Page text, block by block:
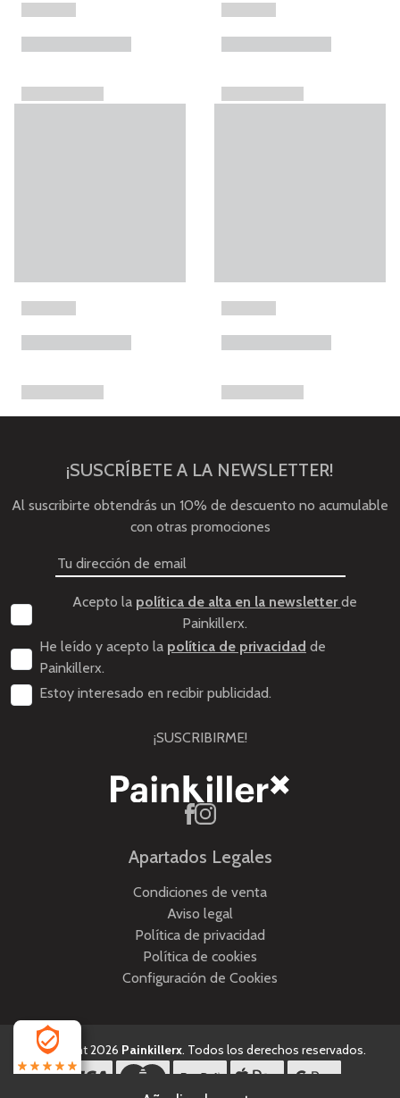
¡SUSCRÍBETE A LA NEWSLETTER!
Al suscribirte obtendrás un 10% de descuento no acumulable
con otras promociones
Acepto la política de alta en la newsletterde
Painkillerx.
He leído y acepto la política de privacidad de
Painkillerx.
Estoy interesado en recibir publicidad.
¡SUSCRIBIRME!
Apartados Legales
Condiciones de venta
Aviso legal
Política de privacidad
Política de cookies
Configuración de Cookies
Copyright 2026 Painkillerx. Todos los derechos reservados.